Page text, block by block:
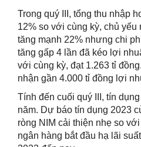
Trong quý III, tổng thu nhập
12% so với cùng kỳ, chủ
tăng mạnh 22% nhưng chi
tăng gấp 4 lần đã kéo lợi
với cùng kỳ, đạt 1.263 tỉ
nhận gần 4.000 tỉ đồng lợi
Tính đến cuối quý III, tín
năm. Dự báo tín dụng 2023
ròng NIM cải thiện nhẹ so
ngân hàng bắt đầu hạ lãi